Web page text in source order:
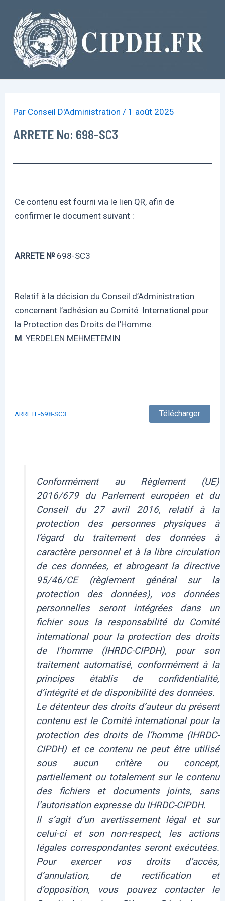
contenu
Par Conseil D'Administration/ 1 août 2025
ARRETE No: 698-SC3
Ce contenu est fourni via le lien QR, afin de
confirmer le document suivant :
ARRETE № 698-SC3
Relatif à la décision du Conseil d’Administration
concernant l’adhésion au Comité International pour
la Protection des Droits de l’Homme.
M. YERDELEN MEHMETEMIN
ARRETE-698-SC3 Télécharger
Conformément au Règlement (UE)
2016/679 du Parlement européen et du
Conseil du 27 avril 2016, relatif à la
protection des personnes physiques à
l’égard du traitement des données à
caractère personnel et à la libre circulation
de ces données, et abrogeant la directive
95/46/CE (règlement général sur la
protection des données), vos données
personnelles seront intégrées dans un
fichier sous la responsabilité du Comité
international pour la protection des droits
de l’homme (IHRDC-CIPDH), pour son
traitement automatisé, conformément à la
principes établis de confidentialité,
d’intégrité et de disponibilité des données.
Le détenteur des droits d’auteur du présent
contenu est le Comité international pour la
protection des droits de l’homme (IHRDC-
CIPDH) et ce contenu ne peut être utilisé
sous aucun critère ou concept,
partiellement ou totalement sur le contenu
des fichiers et documents joints, sans
l’autorisation expresse du IHRDC-CIPDH.
Il s’agit d’un avertissement légal et sur
celui-ci et son non-respect, les actions
légales correspondantes seront exécutées.
Pour exercer vos droits d’accès,
d’annulation, de rectification et
d’opposition, vous pouvez contacter le